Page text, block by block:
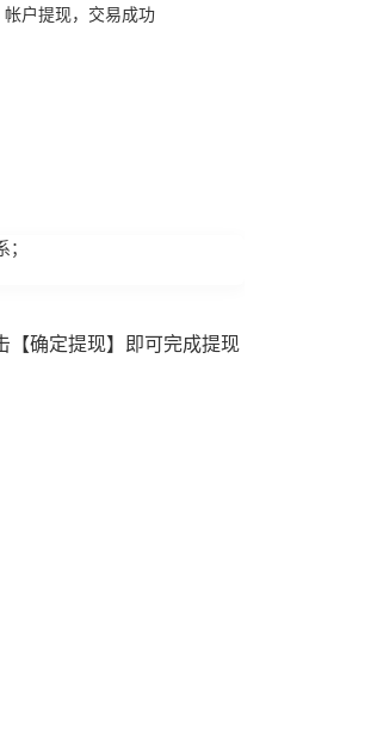
帐户提现，交易成功
【确定提现】即可完成提现